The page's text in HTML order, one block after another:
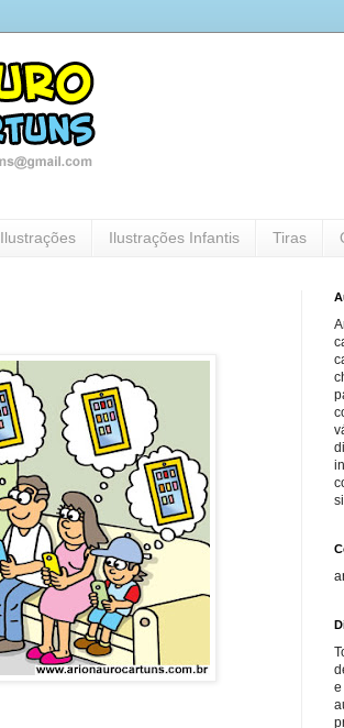
Ilustrações Ilustrações Infantis Tiras
e